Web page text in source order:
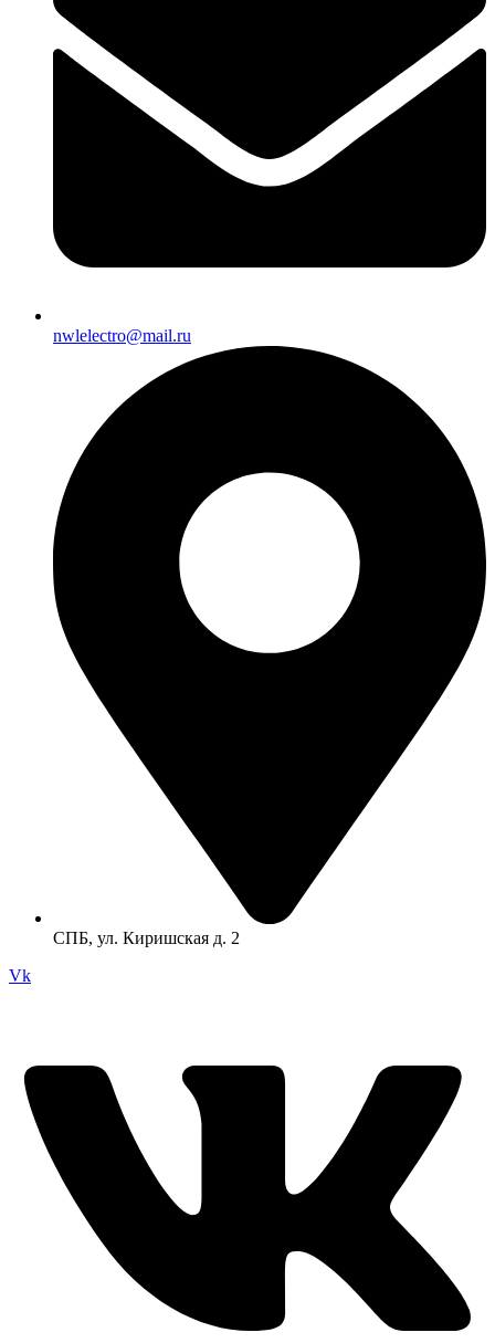
nwlelectro@mail.ru
СПБ, ул. Киришская д. 2
Vk